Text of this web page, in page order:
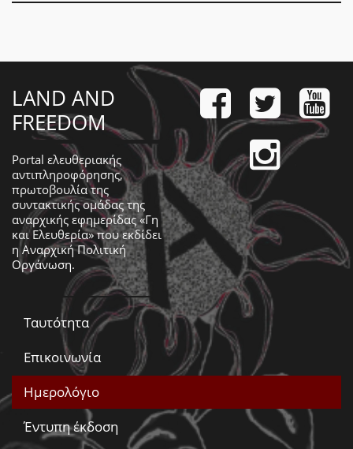
LAND AND
FREEDOM
Portal ελευθεριακής
αντιπληροφόρησης,
πρωτοβουλία της
συντακτικής ομάδας της
αναρχικής εφημερίδας «Γη
και Ελευθερία» που εκδίδει
ηΑναρχική Πολιτική
Οργάνωση.
Ταυτότητα
Επικοινωνία
Ημερολόγιο
Έντυπη έκδοση